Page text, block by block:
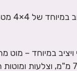
מפתח